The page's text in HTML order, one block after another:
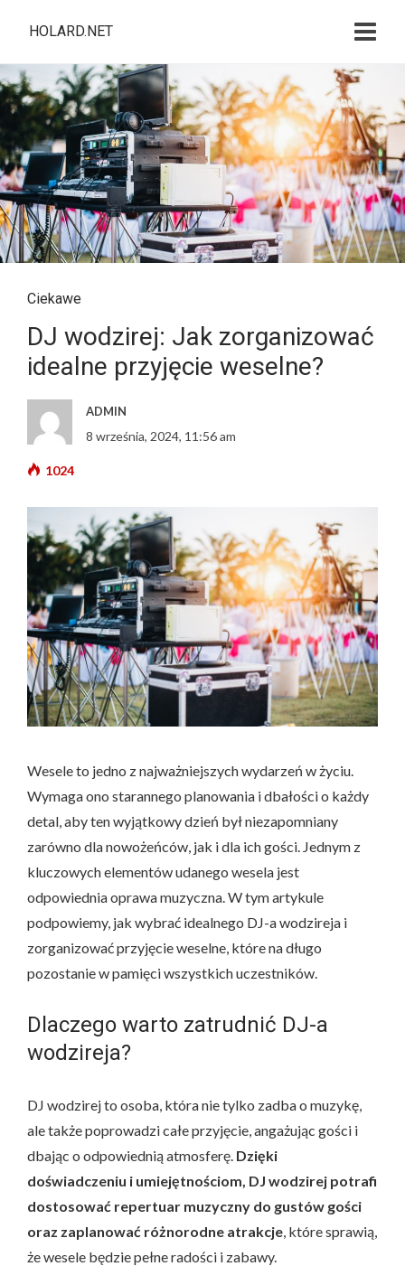
HOLARD.NET
Ciekawe
DJ wodzirej: Jak zorganizować
idealne przyjęcie weselne?
ADMIN
8 września, 2024, 11:56 am
1024
Wesele to jedno z najważniejszych wydarzeń w życiu.
Wymaga ono starannego planowania i dbałości o każdy
detal, aby ten wyjątkowy dzień był niezapomniany
zarówno dla nowożeńców, jak i dla ich gości. Jednym z
kluczowych elementów udanego wesela jest
odpowiednia oprawa muzyczna. W tym artykule
podpowiemy, jak wybrać idealnego DJ-a wodzireja i
zorganizować przyjęcie weselne, które na długo
pozostanie w pamięci wszystkich uczestników.
Dlaczego warto zatrudnić DJ-a
wodzireja?
DJ wodzirej to osoba, która nie tylko zadba o muzykę,
ale także poprowadzi całe przyjęcie, angażując gości i
dbając o odpowiednią atmosferę. Dzięki
doświadczeniu i umiejętnościom, DJ wodzirej potrafi
dostosować repertuar muzyczny do gustów gości
oraz zaplanować różnorodne atrakcje , które sprawią,
że wesele będzie pełne radości i zabawy.